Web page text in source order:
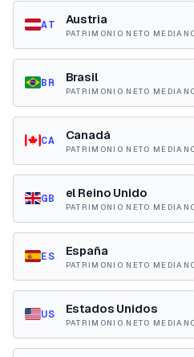
AT Austria
PATRIMONIO NETO
BR Brasil
PATRIMONIO NETO
CA Canadá
PATRIMONIO NETO
GB el Reino Unido
PATRIMONIO NETO
ES España
PATRIMONIO NETO
US Estados Unidos
PATRIMONIO NETO